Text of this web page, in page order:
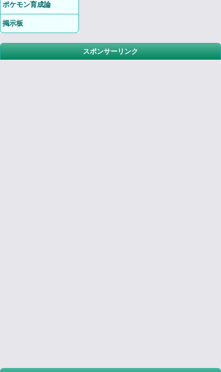
ポケモン育成論
掲示板
スポンサーリンク